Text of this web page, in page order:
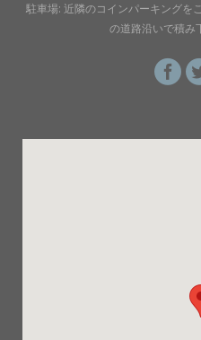
駐車場: 近隣のコインパーキングを
の道路沿いで積み